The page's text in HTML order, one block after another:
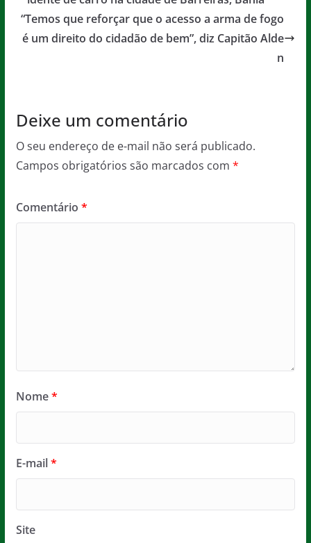
o
o
p
p
e
“Temos que reforçar que o acesso a arma de fogo
é um direito do cidadão de bem”, diz Capitão Alde
n
Deixe um comentário
O seu endereço de e-mail não será publicado.
Campos obrigatórios são marcados com *
Comentário *
Nome*
E-mail*
Site